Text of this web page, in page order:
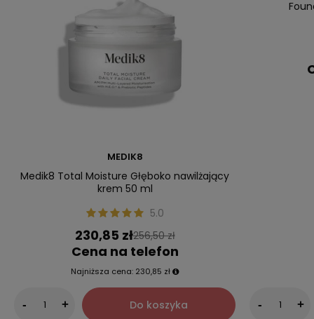
MEDIK8
Medik8 Total Moisture Głęboko nawilżający
krem 50 ml
5.0
230,85 zł256,50 zł
Cena na telefon
Najniższa cena: 230,85 zł
- + Do koszyka - +